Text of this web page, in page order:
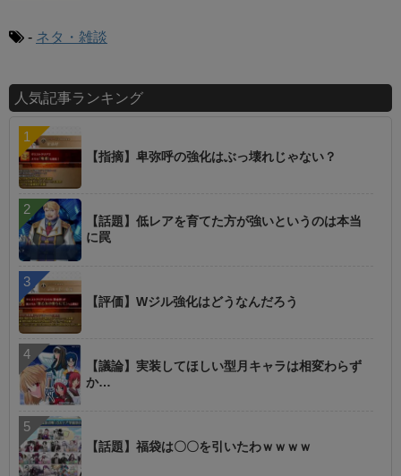
- ネタ・雑談
人気記事ランキング
【指摘】卑弥呼の強化はぶっ壊れじゃない？
【話題】低レアを育てた方が強いというのは本当
に罠
【評価】Wジル強化はどうなんだろう
【議論】実装してほしい型月キャラは相変わらず
か…
【話題】福袋は〇〇を引いたわｗｗｗｗ